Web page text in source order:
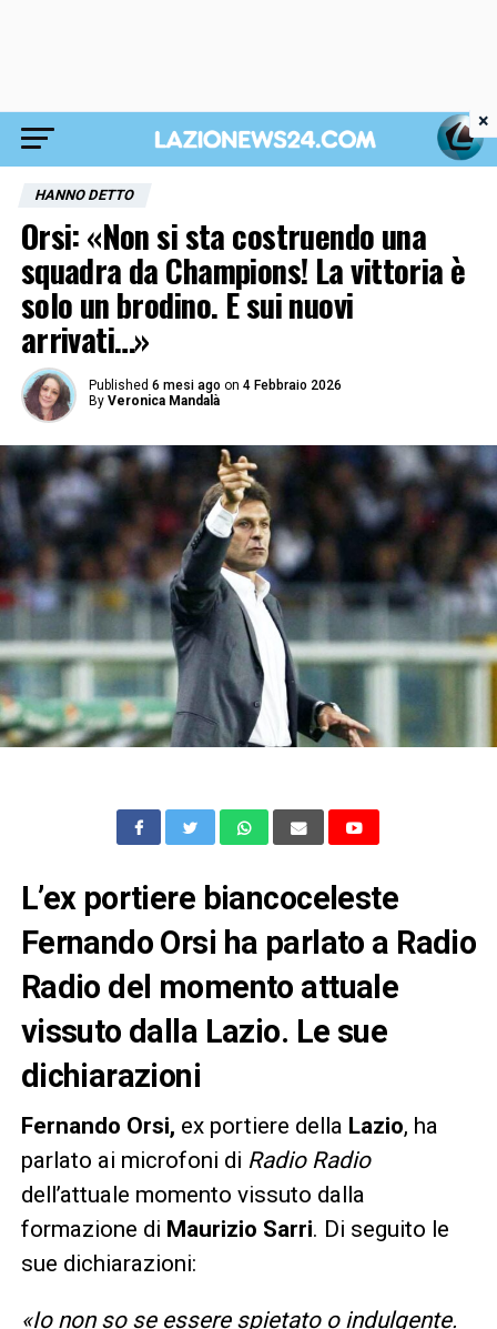
HANNO DETTO
Orsi: «Non si sta costruendo una
squadra da Champions! La vittoria è
solo un brodino. E sui nuovi
arrivati…»
Published 6 mesi ago on 4 Febbraio 2026
By Veronica Mandalà
L’ex portiere biancoceleste
Fernando Orsi ha parlato a Radio
Radio del momento attuale
vissuto dalla Lazio. Le sue
dichiarazioni
Fernando Orsi, ex portiere della Lazio, ha
parlato ai microfoni di Radio Radio
dell’attuale momento vissuto dalla
formazione di Maurizio Sarri. Di seguito le
sue dichiarazioni:
«Io non so se essere spietato o indulgente.
×